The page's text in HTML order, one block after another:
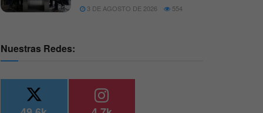
3 DE AGOSTO DE 2026 554
Nuestras Redes: